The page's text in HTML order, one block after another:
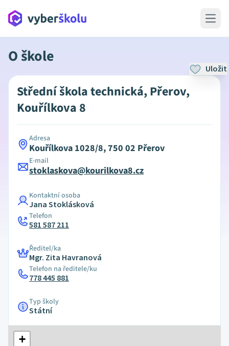
Open
O škole
Uložit
Střední škola technická, Přerov,
Kouřílkova 8
Adresa
Kouřílkova 1028/8, 750 02 Přerov
E-mail
stoklaskova@kourilkova8.cz
Kontaktní osoba
Jana Stoklásková
Telefon
581 587 211
Ředitel/ka
Mgr. Zita Havranová
Telefon na ředitele/ku
778 445 881
Typ školy
Státní
+